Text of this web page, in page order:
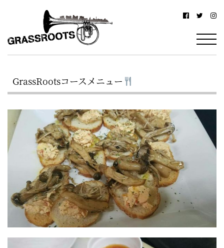
浜
グ
ス
ル
ー
ツ
YOKOHAMA
Grassroots
–
駅
北
西
口
か
ら
徒
歩
3
分・
鶴
屋
GrassRootsコースメニュー